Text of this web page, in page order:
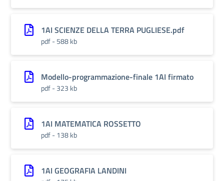
1AI SCIENZE DELLA TERRA PUGLIESE.pdf
pdf - 588 kb
Modello-programmazione-finale 1AI firmato
pdf - 323 kb
1AI MATEMATICA ROSSETTO
pdf - 138 kb
1AI GEOGRAFIA LANDINI